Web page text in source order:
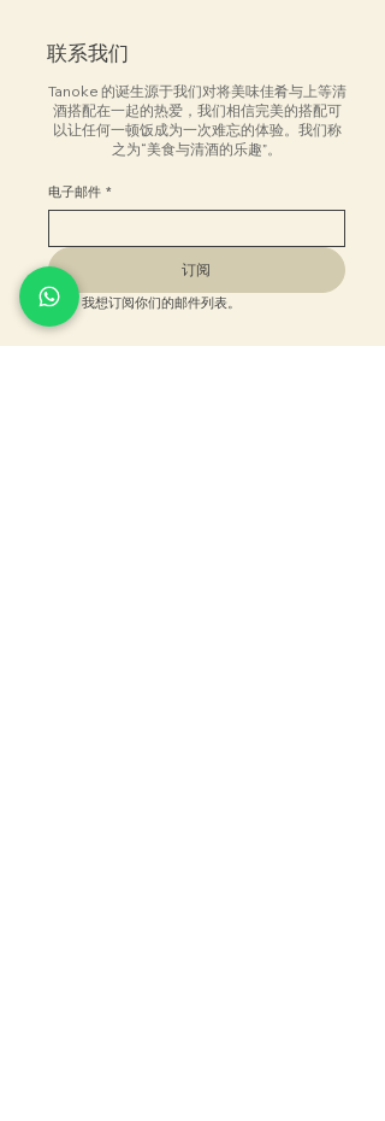
联系我们
Tanoke 的诞生源于我们对将美味佳肴与上等清
酒搭配在一起的热爱，我们相信完美的搭配可
以让任何一顿饭成为一次难忘的体验。我们称
之为“美食与清酒的乐趣”。
电子邮件 *
订阅
我想订阅你们的邮件列表。